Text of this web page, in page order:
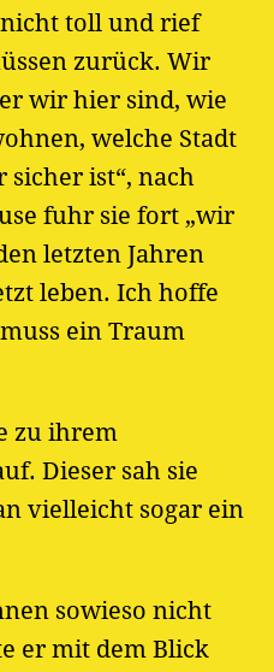
nicht toll und rief
zurück. Wir
wir hier sind, wie
welche Stadt
sicher ist“, nach
fuhr sie fort „wir
letzten Jahren
leben. Ich hoffe
ein Traum
zu ihrem
Dieser sah sie
vielleicht sogar ein
sowieso nicht
er mit dem Blick